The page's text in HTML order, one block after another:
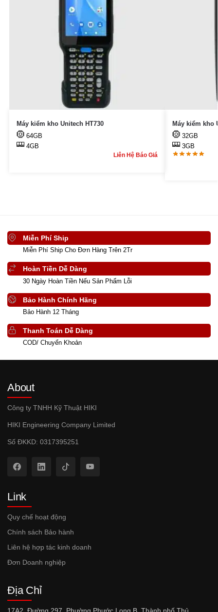
Máy kiểm kho Unitech HT730
64GB
4GB
Liên Hệ Báo Giá
Máy kiểm kho
32GB
3GB
Miễn Phí Ship
Miễn Phí Ship Cho Đơn Hàng Trên 2Tr
Hoàn Tiền Dễ Dàng
30 Ngày Hoàn Tiền Nếu Sản Phẩm Lỗi
Bảo Hành Chính Hãng
Bảo Hành 12 Tháng
Thanh Toán Dễ Dàng
COD/ Chuyển Khoản
About
Công ty TNHH Kỹ Thuật HIKI
HIKI Engineering Company Limited
Số ĐKKD: 0317395251
Link
Quy chế hoạt động
Chính sách Bảo hành
Liên hệ hợp tác kinh doanh
Đơn Doanh nghiệp
Địa Chỉ